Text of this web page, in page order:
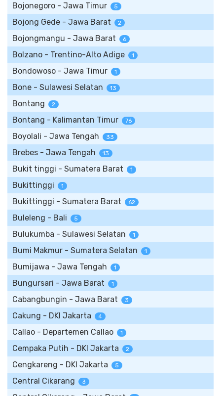
Bojonegoro - Jawa Timur 5
Bojong Gede - Jawa Barat 2
Bojongmangu - Jawa Barat 6
Bolzano - Trentino-Alto Adige 1
Bondowoso - Jawa Timur 1
Bone - Sulawesi Selatan 13
Bontang 2
Bontang - Kalimantan Timur 76
Boyolali - Jawa Tengah 33
Brebes - Jawa Tengah 13
Bukit tinggi - Sumatera Barat 1
Bukittinggi 1
Bukittinggi - Sumatera Barat 62
Buleleng - Bali 5
Bulukumba - Sulawesi Selatan 1
Bumi Makmur - Sumatera Selatan 1
Bumijawa - Jawa Tengah 1
Bungursari - Jawa Barat 1
Cabangbungin - Jawa Barat 3
Cakung - DKI Jakarta 4
Callao - Departemen Callao 1
Cempaka Putih - DKI Jakarta 2
Cengkareng - DKI Jakarta 5
Central Cikarang 3